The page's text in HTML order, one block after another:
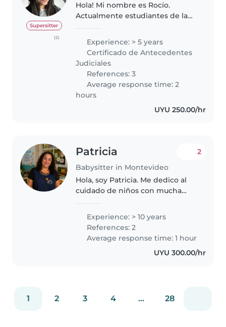
Supersitter
(2)
Hola! Mi nombre es Rocío.
Actualmente estudiantes de la
infancia. Soy creativa, dinamica y
me encantan los niños. Me gusta
organizar tareas con ellos para..
Experience: > 5 years
Certificado de Antecedentes
Judiciales
References: 3
Average response time: 2
hours
UYU 250.00/hr
Patricia
Babysitter in Montevideo
2
Hola, soy Patricia. Me dedico al
cuidado de niños con mucha
cariño. Me gusta crear un
ambiente seguro, divertido y
tranquilo para cada niño,
acompañándolos..
Experience: > 10 years
References: 2
Average response time: 1 hour
UYU 300.00/hr
1 2 3 4 ... 28